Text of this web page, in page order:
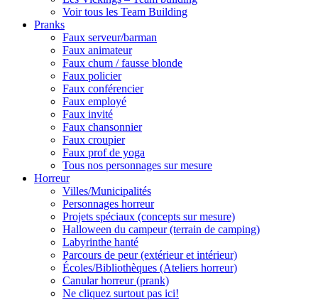
Voir tous les Team Building
Pranks
Faux serveur/barman
Faux animateur
Faux chum / fausse blonde
Faux policier
Faux conférencier
Faux employé
Faux invité
Faux chansonnier
Faux croupier
Faux prof de yoga
Tous nos personnages sur mesure
Horreur
Villes/Municipalités
Personnages horreur
Projets spéciaux (concepts sur mesure)
Halloween du campeur (terrain de camping)
Labyrinthe hanté
Parcours de peur (extérieur et intérieur)
Écoles/Bibliothèques (Ateliers horreur)
Canular horreur (prank)
Ne cliquez surtout pas ici!